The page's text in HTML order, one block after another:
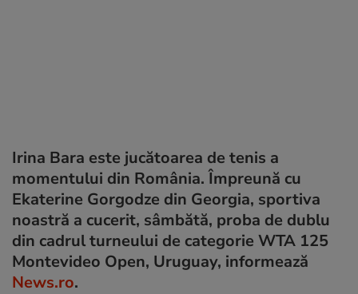
Irina Bara este jucătoarea de tenis a
momentului din România. Împreună cu
Ekaterine Gorgodze din Georgia, sportiva
noastră a cucerit, sâmbătă, proba de dublu
din cadrul turneului de categorie WTA 125
Montevideo Open, Uruguay, informează
News.ro.